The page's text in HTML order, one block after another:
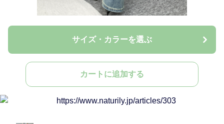
サイズ・カラーを選ぶ
カートに追加する